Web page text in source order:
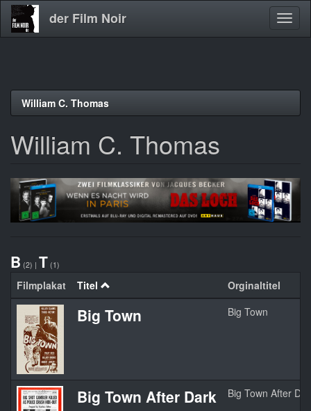
Direkt
der Film Noir
William C. Thomas
William C. Thomas
B (2) | T (1)
Filmplakat Titel Orginaltitel
Big Town Big Town
Big Town After Dark Big Town After